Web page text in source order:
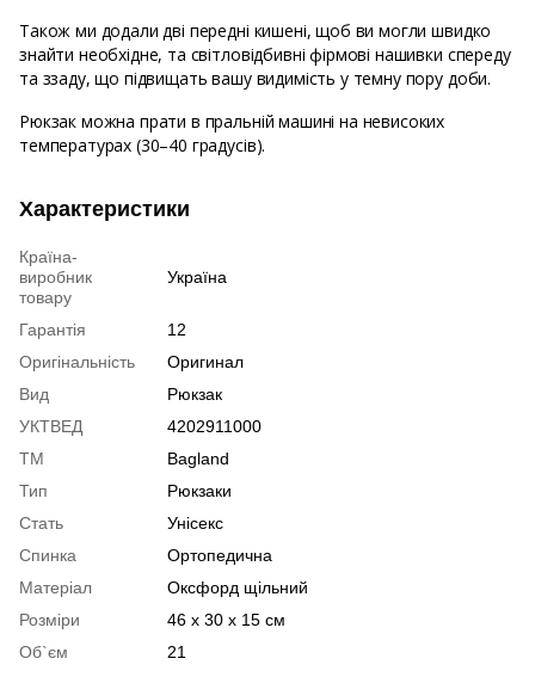
Також ми додали дві передні кишені, щоб ви могли швидко
знайти необхідне, та світловідбивні фірмові нашивки спереду
та ззаду, що підвищать вашу видимість у темну пору доби.
Рюкзак можна прати в пральній машині на невисоких
температурах (30–40 градусів).
Характеристики
Країна-
виробник
товару
Україна
Гарантія
12
Оригінальність
Оригинал
Вид
Рюкзак
УКТВЕД
4202911000
ТМ
Bagland
Тип
Рюкзаки
Стать
Унісекс
Спинка
Ортопедична
Матеріал
Оксфорд щільний
Розміри
46 x 30 x 15 см
Об`єм
21